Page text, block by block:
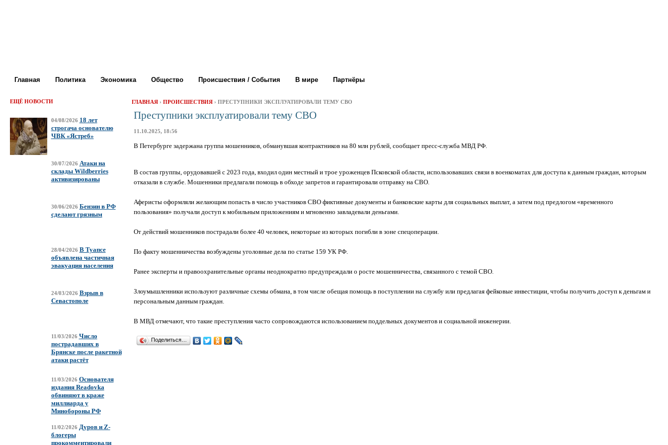
Главная Политика Экономика Общество Происшествия / События В мире Партнёры
ЕЩЁ НОВОСТИ
04/08/2026 18 лет
строгача основателю
ЧВК «Ястреб»
30/07/2026 Атаки на
склады Wildberries
активизированы
30/06/2026 Бензин в РФ
сделают грязным
28/04/2026 В Туапсе
объявлена частичная
эвакуация населения
24/03/2026 Взрыв в
Севастополе
11/03/2026 Число
пострадавших в
Брянске после ракетной
атаки растёт
11/03/2026 Основателя
издания Readovka
обвиняют в краже
миллиарда у
Минобороны РФ
11/02/2026 Дуров и Z-
блогеры
прокомментировали
ГЛАВНАЯ› ПРОИСШЕСТВИЯ› ПРЕСТУПНИКИ ЭКСПЛУАТИРОВАЛИ ТЕМУ СВО
Преступники эксплуатировали тему СВО
11.10.2025, 18:56
В Петербурге задержана группа мошенников, обманувшая контрактников на 80 млн рублей, сообщает пресс-служба МВД РФ.
В состав группы, орудовавшей с 2023 года, входил один местный и трое уроженцев Псковской области, использовавших связи в военкоматах для доступа к данным граждан, которым
отказали в службе. Мошенники предлагали помощь в обходе запретов и гарантировали отправку на СВО.
Аферисты оформляли желающим попасть в число участников СВО фиктивные документы и банковские карты для социальных выплат, а затем под предлогом «временного
пользования» получали доступ к мобильным приложениям и мгновенно завладевали деньгами.
От действий мошенников пострадали более 40 человек, некоторые из которых погибли в зоне спецоперации.
По факту мошенничества возбуждены уголовные дела по статье 159 УК РФ.
Ранее эксперты и правоохранительные органы неоднократно предупреждали о росте мошенничества, связанного с темой СВО.
Злоумышленники используют различные схемы обмана, в том числе обещая помощь в поступлении на службу или предлагая фейковые инвестиции, чтобы получить доступ к деньгам и
персональным данным граждан.
В МВД отмечают, что такие преступления часто сопровождаются использованием поддельных документов и социальной инженерии.
Поделиться…